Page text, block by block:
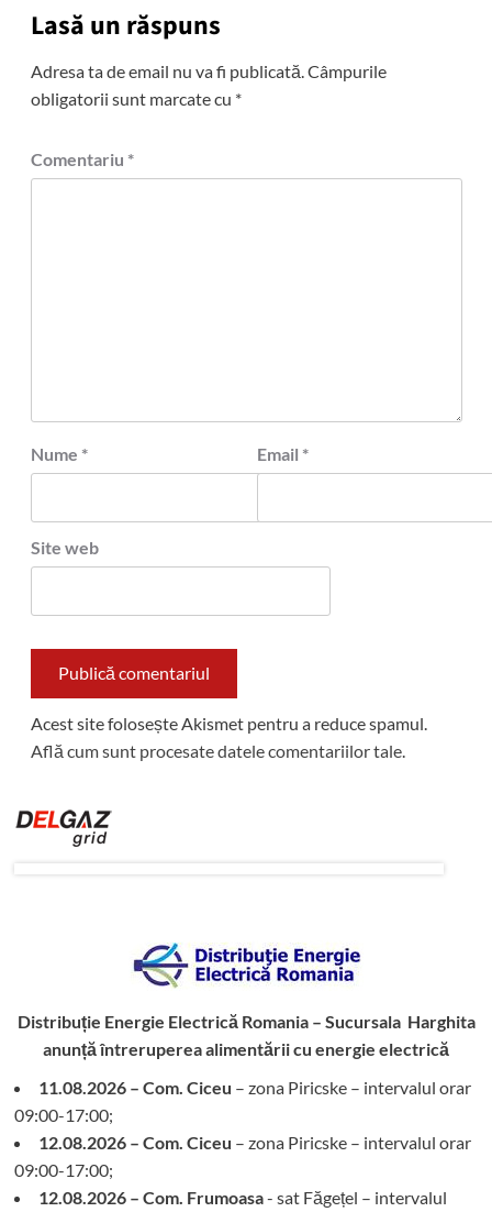
Lasă un răspuns
Adresa ta de email nu va fi publicată. Câmpurile
obligatorii sunt marcate cu *
Comentariu *
Nume * Email *
Site web
Acest site folosește Akismet pentru a reduce spamul.
Află cum sunt procesate datele comentariilor tale.
Distribuție Energie Electrică Romania – Sucursala Harghita
anunță întreruperea alimentării cu energie electrică
11.08.2026 – Com. Ciceu – zona Piricske – intervalul orar
09:00-17:00;
12.08.2026 – Com. Ciceu – zona Piricske – intervalul orar
09:00-17:00;
12.08.2026 – Com. Frumoasa- sat Făgețel – intervalul